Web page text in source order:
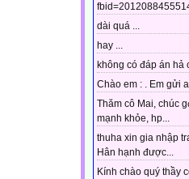
dài quá ...
hay ...
không có đáp án hả
Chào em : . Em gửi
Thăm cô Mai, chúc
mạnh khỏe, hp...
thuha xin gia nhập
Hân hạnh được...
Kính chào quý thầy